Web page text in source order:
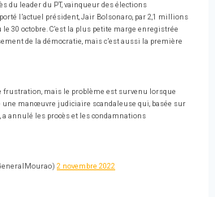
du leader du PT, vainqueur des élections
l’actuel président, Jair Bolsonaro, par 2,1 millions
le 30 octobre. C’est la plus petite marge enregistrée
de la démocratie, mais c’est aussi la première
frustration, mais le problème est survenu lorsque
une manœuvre judiciaire scandaleuse qui, basée sur
a annulé les procès et les condamnations
2 novembre 2022